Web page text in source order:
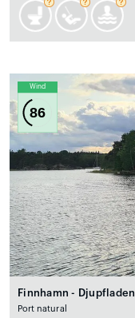
Wind
86
Finnhamn - Djupfladen
Port natural